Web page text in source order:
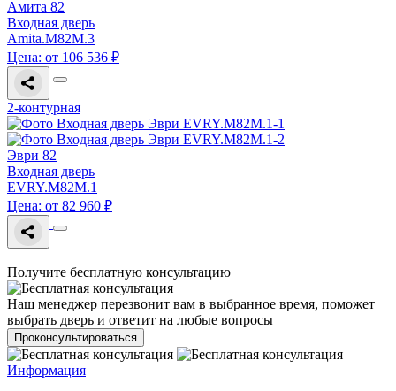
Амита 82
Входная дверь
Amita.M82M.3
Цена: от 106 536 ₽
2-контурная
Эври 82
Входная дверь
EVRY.M82M.1
Цена: от 82 960 ₽
Получите бесплатную консультацию
Наш менеджер перезвонит вам в выбранное время, поможет
выбрать дверь и ответит на любые вопросы
Проконсультироваться
Информация